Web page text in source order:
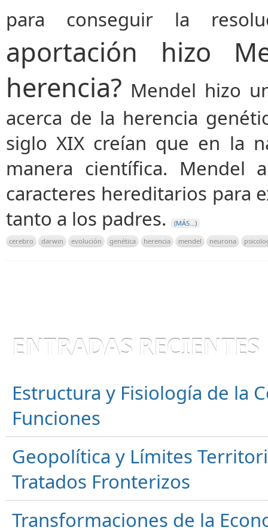
para conseguir la
aportación hizo
herencia? Mendel hizo
acerca de la herencia
siglo XIX creían que en la
manera científica. Mendel
caracteres hereditarios para
tanto a los padres.
(MÁS…)
cerebro
darwin evolución genética herencia mendel neurona
ENTRADAS RECIENTES
Estructura y Fisiología de la
Funciones
Geopolítica y Límites
Tratados Fronterizos
Transformaciones de la